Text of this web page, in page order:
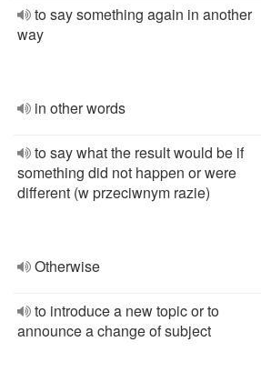
to say something again in another
way
in other words
to say what the result would be if
something did not happen or were
different (w przeciwnym razie)
Otherwise
to introduce a new topic or to
announce a change of subject